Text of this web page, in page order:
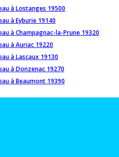
à Lostanges 19500
à Eyburie 19140
à Champagnac-la-Prune 19320
à Auriac 19220
à Lascaux 19130
à Donzenac 19270
à Beaumont 19390